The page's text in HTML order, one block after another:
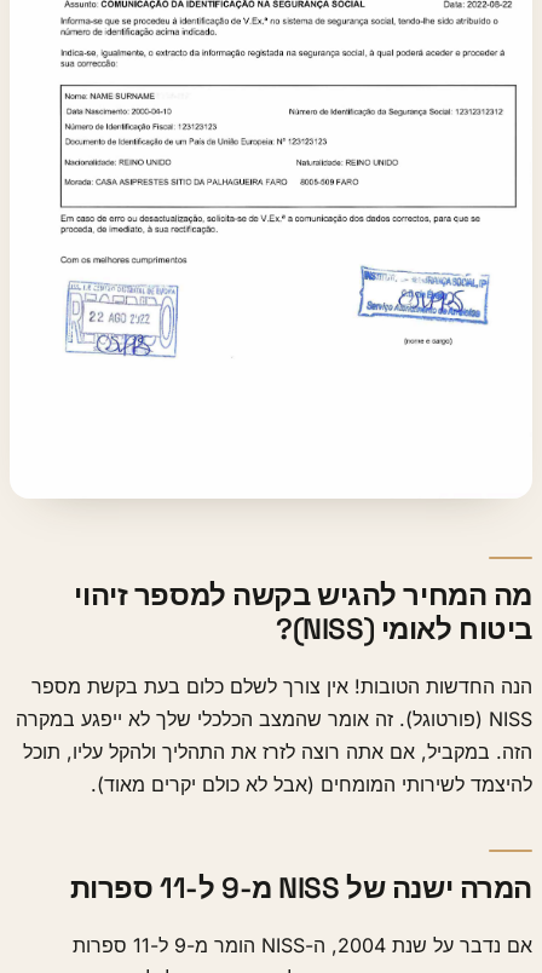
מה המחיר להגיש בקשה למספר זיהוי
ביטוח לאומי (NISS)?
הנה החדשות הטובות! אין צורך לשלם כלום בעת בקשת מספר
NISS (פורטוגל). זה אומר שהמצב הכלכלי שלך לא ייפגע במקרה
הזה. במקביל, אם אתה רוצה לזרז את התהליך ולהקל עליו, תוכל
להיצמד לשירותי המומחים (אבל לא כולם יקרים מאוד).
המרה ישנה של NISS מ-9 ל-11 ספרות
אם נדבר על שנת 2004, ה-NISS הומר מ-9 ל-11 ספרות